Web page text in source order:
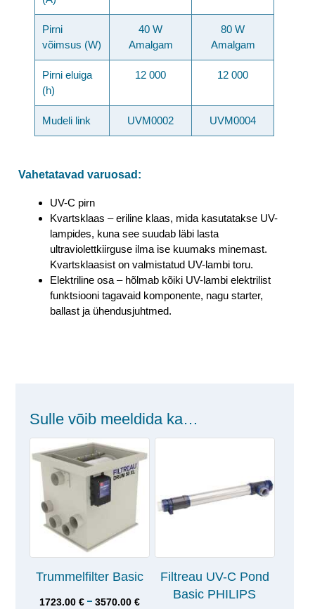
Pirni
võimsus (W)
40 W
Amalgam
80 W
Amalgam
Pirni eluiga
(h)
12 000 12 000
Mudeli link UVM0002 UVM0004
Vahetatavad varuosad:
UV-C pirn
Kvartsklaas – eriline klaas, mida kasutatakse UV-
lampides, kuna see suudab läbi lasta
ultraviolettkiirguse ilma ise kuumaks minemast.
Kvartsklaasist on valmistatud UV-lambi toru.
Elektriline osa – hõlmab kõiki UV-lambi elektrilist
funktsiooni tagavaid komponente, nagu starter,
ballast ja ühendusjuhtmed.
Sulle võib meeldida ka…
Trummelfilter Basic
1723.00 € – 3570.00 €
Filtreau UV-C Pond
Basic PHILIPS